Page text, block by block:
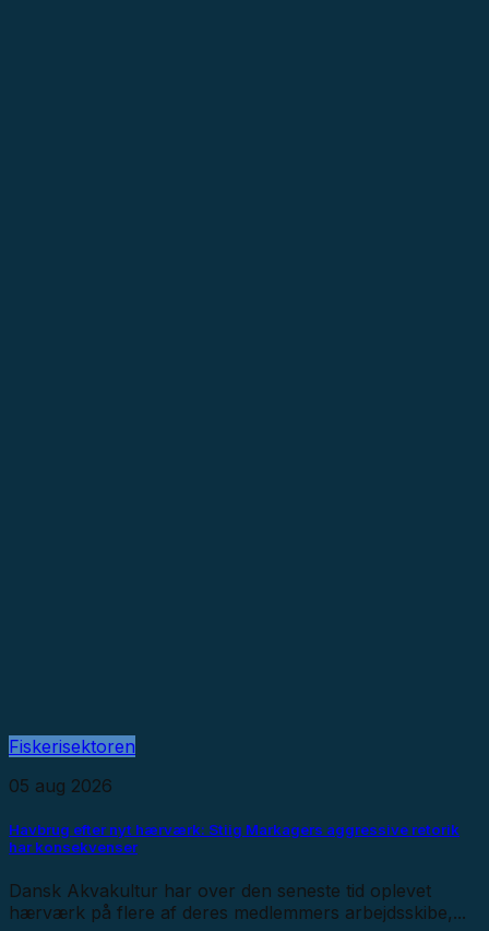
Fiskerisektoren
05 aug 2026
Havbrug efter nyt hærværk: Stiig Markagers aggressive retorik
har konsekvenser
Dansk Akvakultur har over den seneste tid oplevet
hærværk på flere af deres medlemmers arbejdsskibe,...